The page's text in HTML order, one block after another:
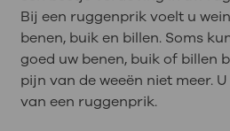
Bij een ruggenprik voelt u
benen, buik en billen. Soms
goed uw benen, buik of billen
pijn van de weeën niet meer.
van een ruggenprik.